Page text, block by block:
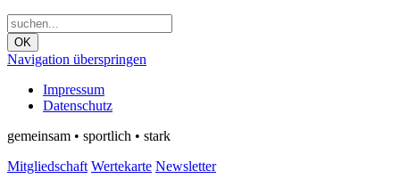
OK
Navigation überspringen
Impressum
Datenschutz
gemeinsam • sportlich • stark
Mitgliedschaft Wertekarte Newsletter